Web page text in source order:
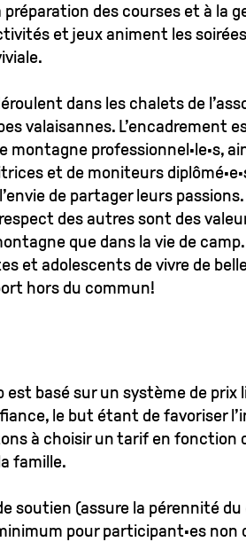
préparation des courses et à la
et jeux animent les
dans les chalets de
valaisannes. L’encadrement
montagne professionnel·le·s,
et de moniteurs
de partager leurs passions.
des autres sont des
que dans la vie de camp.
et adolescents de vivre de
hors du commun!
est basé sur un système de
le but étant de favoriser
à choisir un tarif en fonction
famille.
soutien (assure la pérennité du
pour participant·es non